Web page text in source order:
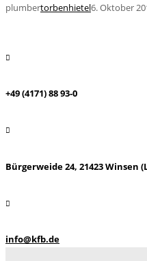
plumbertorbenhietel6. Oktober
+49 (4171) 88 93-0
Bürgerweide 24, 21423 Winsen
info@kfb.de